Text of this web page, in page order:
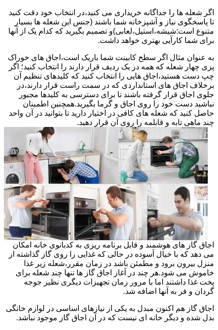
اگر شعله ها را جداگانه خریداری می کنید،در انتخاب خود دقت کنید
تا پاسخگوی نیاز و آشپزخانه شما باشند (جنس این شعله ها بسیار
متنوع است:شیشه،استیل،لعابی)و تصمیم بگیرید که کدام یک از آنها
برای شما کارآیی بهتری خواهد داشت.
به عنوان مثال اگر سطح کابینت شما باریک است،اجاق های خوراک
پزی چهار شعله که همه در یک ردیف قرار دارند را انتخاب کنید؛ اگر
چپ دست هستید،اجاق هایی را انتخاب کنید که کلیدهای تنظیم آن
برخلاف اجاق های استانداردی که در سمت راست قرار دارند،در
جلوی اجاق قرار گرفته باشند تا برای دسترسی به کلیدها مجبور
نباشید دست خود را روی اجاق و گرما بگیرید.همچنین اطمینان
حاصل کنید که شعله های کافی در اختیار دارید تا بتوانید در آن واحد
چند ماهی تابه و قابلمه را روی آن قرار دهید.
اجاق گاز های هوشمند و قابل برنامه ریزی به کدبانوی خانه امکان
می دهد که با خیال آسوده در حالی که غذایی را روی گاز گذاشته از
منزل بیرون برود و مطمئن باشد در زمان مقرر،شعله زیر غذا
خاموش می شود.هر چند در آغاز اجاق گاز ها تنها چند شعله برای
پخت غذا داشتند اما با مرور زمان تجهیزات دیگری نظیر جوجه
گردان و فر به آنها اضافه شد.
اجاق گاز هم اکنون مبدل به یکی از نیازهای اساسی در لوازم خانگی
بدل شده و دیگر خانه ای نیست که در آن اجاق گاز موجود نباشد.